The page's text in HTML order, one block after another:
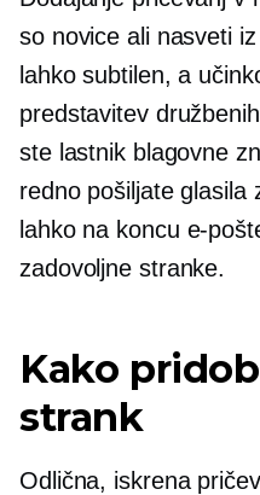
so novice ali nasveti
lahko subtilen, a
predstavitev
ste lastnik blagovne
redno pošiljate glasila
lahko na koncu e-
zadovoljne stranke.
Kako
strank
Odlična, iskrena